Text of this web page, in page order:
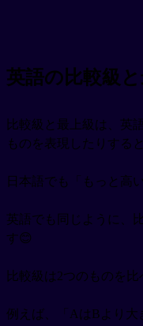
英語の比較級
比較級と最上級は、英
ものを表現したりする
日本語でも「もっと高
英語でも同じように、
す😊
比較級は2つのものを比
例えば、「AはBより大